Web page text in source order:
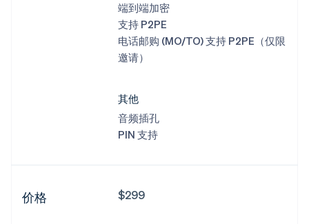
端到端加密
支持 P2PE
电话邮购 (MO/TO) 支持 P2PE（仅限
邀请）
其他
音频插孔
PIN 支持
价格 $299